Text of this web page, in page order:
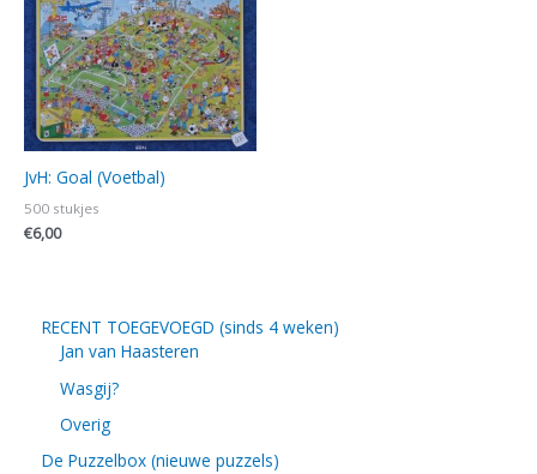
JvH: Goal (Voetbal)
500 stukjes
€6,00
RECENT TOEGEVOEGD (sinds 4 weken)
Jan van Haasteren
Wasgij?
Overig
De Puzzelbox (nieuwe puzzels)